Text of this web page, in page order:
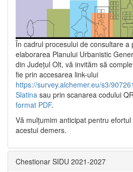
În cadrul procesului de consultare a
elaborarea Planului Urbanistic
din Județul Olt, vă invităm să
fie prin accesarea link-ului
https://survey.alchemer.eu/s3/
Slatina sau prin scanarea codului
format PDF.
Vă mulţumim anticipat pentru
acestui demers.
Chestionar SIDU 2021-2027